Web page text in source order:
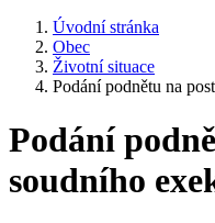
Úvodní stránka
Obec
Životní situace
Podání podnětu na
Podání
soudního